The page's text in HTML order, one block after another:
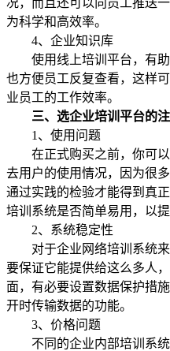
为科学和高效率。
4、企业知识库
使用线上培训平台，有助
也方便员工反复查看，这样
业员工的工作效率。
三、选企业培训平台的
1、使用问题
在正式购买之前，你可以
去用户的使用情况，因为很
通过实践的检验才能得到真
培训系统是否简单易用，以
2、系统稳定性
对于企业网络培训系统来
要保证它能提供给这么多人
面，有必要设置数据保护措
开时传输数据的功能。
3、价格问题
不同的企业内部培训系统